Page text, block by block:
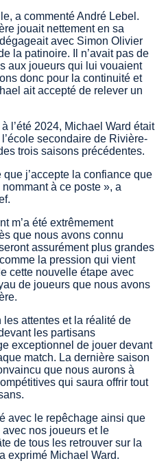
a commenté André Lebel.
jouait nettement en sa
avec Simon Olivier
la patinoire. Il n’avait pas de
aux joueurs qui lui vouaient
donc pour la continuité et
ait accepté de relever un
l’été 2024, Michael Ward était
secondaire de Rivière-
trois saisons précédentes.
j’accepte la confiance que
nommant à ce poste », a
m’a été extrêmement
que nous avons connu
assurément plus grandes
la pression qui vient
cette nouvelle étape avec
de joueurs que nous avons
attentes et la réalité de
les partisans
exceptionnel de jouer devant
match. La dernière saison
que nous aurons à
qui saura offrir tout
avec le repêchage ainsi que
nos joueurs et le
de tous les retrouver sur la
exprimé Michael Ward.